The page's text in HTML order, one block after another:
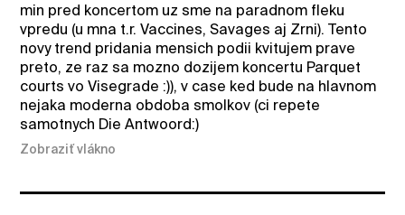
min pred koncertom uz sme na paradnom fleku
vpredu (u mna t.r. Vaccines, Savages aj Zrni). Tento
novy trend pridania mensich podii kvitujem prave
preto, ze raz sa mozno dozijem koncertu Parquet
courts vo Visegrade :)), v case ked bude na hlavnom
nejaka moderna obdoba smolkov (ci repete
samotnych Die Antwoord:)
Zobraziť vlákno